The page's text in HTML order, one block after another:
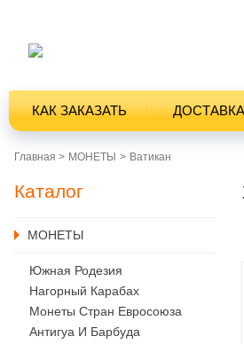
КАК ЗАКАЗАТЬ
Главная > MОНЕТЫ Ватикан
Каталог
MОНЕТЫ
Южная Родезия
Нагорный Карабах
Монеты Стран Евросоюза
Антигуа И Барбуда